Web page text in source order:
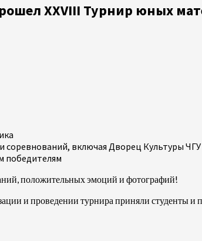
XXVIII Турнир юных
соревнований, включая Дворец Культуры
победителям
положительных эмоций и фотографий!
и проведении турнира приняли